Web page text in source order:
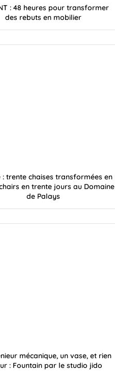
: 48 heures pour transformer
des rebuts en mobilier
: trente chaises transformées en
en trente jours au Domaine
de Palays
mécanique, un vase, et rien
: Fountain par le studio jido